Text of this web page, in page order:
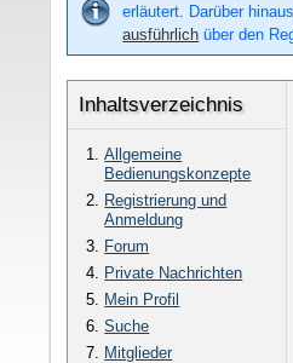
erläutert. Darüber
ausführlich über den
Inhaltsverzeichnis
Allgemeine
Bedienungskonzepte
Registrierung und
Anmeldung
Forum
Private Nachrichten
Mein Profil
Suche
Mitglieder